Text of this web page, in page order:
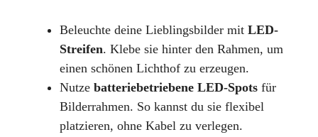
Beleuchte deine Lieblingsbilder mit LED-
Streifen. Klebe sie hinter den Rahmen, um
einen schönen Lichthof zu erzeugen.
Nutze batteriebetriebene LED-Spots für
Bilderrahmen. So kannst du sie flexibel
platzieren, ohne Kabel zu verlegen.